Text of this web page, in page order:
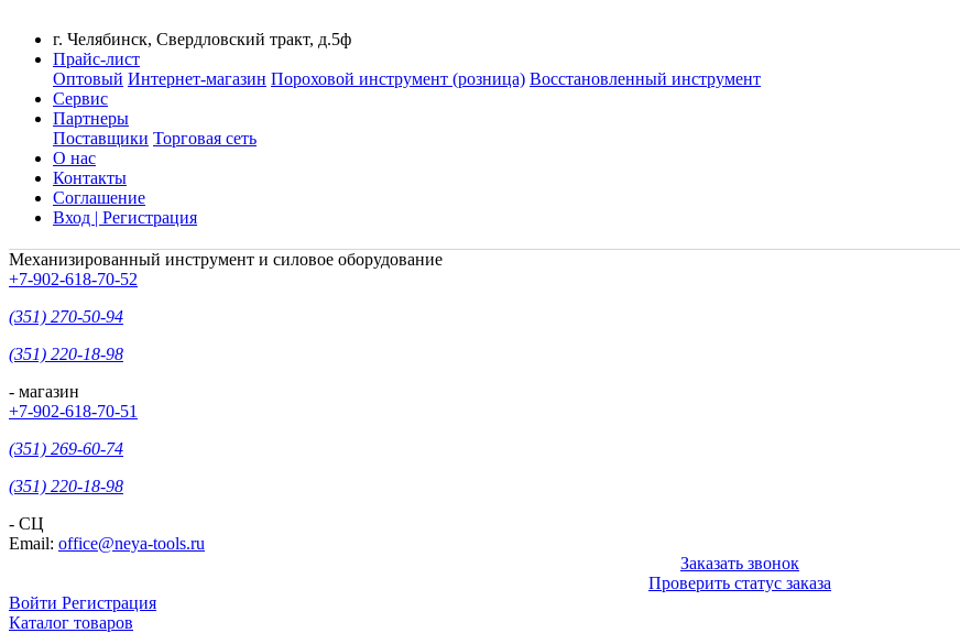
г. Челябинск, Свердловский тракт, д.5ф
Прайс-лист
Оптовый Интернет-магазин Пороховой инструмент (розница) Восстановленный инструмент
Сервис
Партнеры
Поставщики Торговая сеть
О нас
Контакты
Соглашение
Вход | Регистрация
Механизированный инструмент и силовое оборудование
+7-902-618-70-52
(351) 270-50-94
(351) 220-18-98
- магазин
+7-902-618-70-51
(351) 269-60-74
(351) 220-18-98
- СЦ
Email: office@neya-tools.ru
Заказать звонок
Проверить статус заказа
Войти Регистрация
Каталог товаров